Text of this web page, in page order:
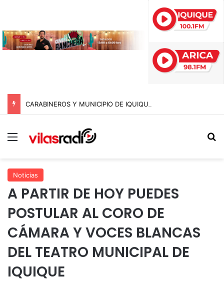
Menú
Noticias
A PARTIR DE HOY PUEDES
POSTULAR AL CORO DE
CÁMARA Y VOCES BLANCAS
DEL TEATRO MUNICIPAL DE
IQUIQUE